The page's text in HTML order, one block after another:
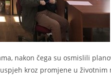
nakon čega su osmislili
kroz promjene u životnim